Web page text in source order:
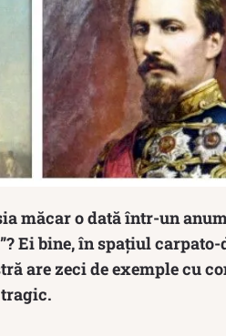
măcar o dată într-un
Ei bine, în spațiul
are zeci de exemple cu